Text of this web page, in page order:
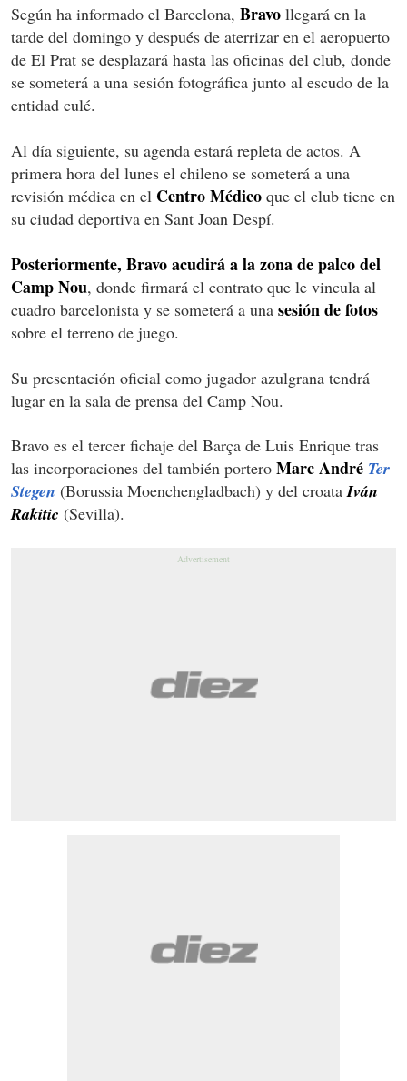
Según ha informado el Barcelona, Bravo llegará en la
tarde del domingo y después de aterrizar en el aeropuerto
de El Prat se desplazará hasta las oficinas del club, donde
se someterá a una sesión fotográfica junto al escudo de la
entidad culé.
Al día siguiente, su agenda estará repleta de actos. A
primera hora del lunes el chileno se someterá a una
revisión médica en el Centro Médico que el club tiene en
su ciudad deportiva en Sant Joan Despí.
Posteriormente, Bravo acudirá a la zona de palco del
Camp Nou, donde firmará el contrato que le vincula al
cuadro barcelonista y se someterá a una sesión de fotos
sobre el terreno de juego.
Su presentación oficial como jugador azulgrana tendrá
lugar en la sala de prensa del Camp Nou.
Bravo es el tercer fichaje del Barça de Luis Enrique tras
las incorporaciones del también portero Marc André Ter
Stegen (Borussia Moenchengladbach) y del croataIván
Rakitic (Sevilla).